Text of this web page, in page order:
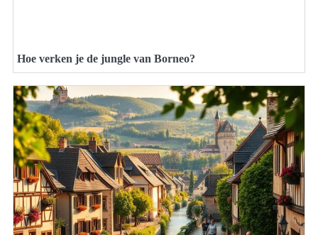
Hoe verken je de jungle van Borneo?